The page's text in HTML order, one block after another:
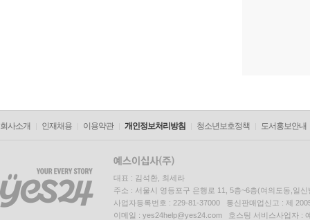
회사소개 인재채용 이용약관 개인정보처리방침 청소년보호정책 도서홍보안내
대표 : 김석환, 최세라
주소 : 서울시 영등포구 은행로 11, 5층~6층(여의도동,일신
사업자등록번호 : 229-81-37000 통신판매업신고 : 제
이메일 : yes24help@yes24.com 호스팅 서비스사업자 :